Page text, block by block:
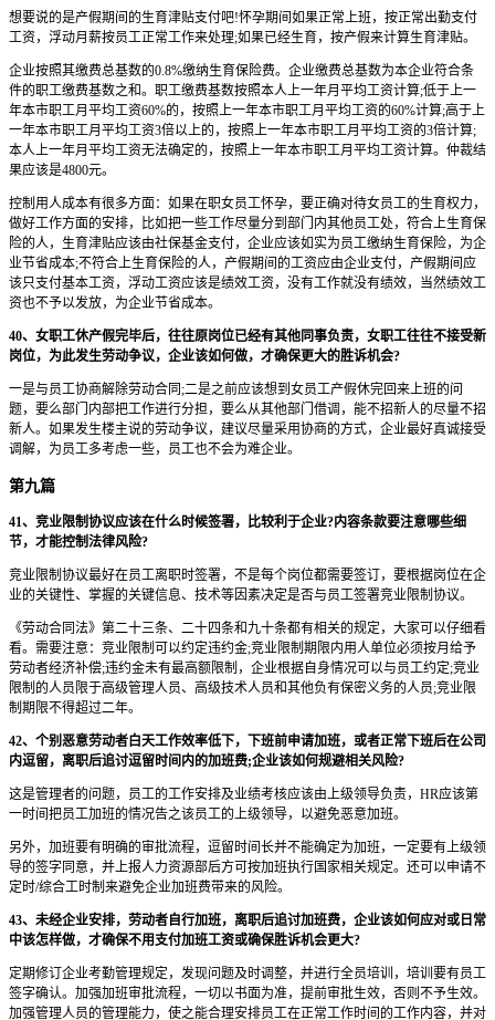
想要说的是产假期间的生育津贴支付吧!怀孕期间如果正常上班，按正常出勤支付
工资，浮动月薪按员工正常工作来处理;如果已经生育，按产假来计算生育津贴。
企业按照其缴费总基数的0.8%缴纳生育保险费。企业缴费总基数为本企业符合条
件的职工缴费基数之和。职工缴费基数按照本人上一年月平均工资计算;低于上一
年本市职工月平均工资60%的，按照上一年本市职工月平均工资的60%计算;高于上
一年本市职工月平均工资3倍以上的，按照上一年本市职工月平均工资的3倍计算;
本人上一年月平均工资无法确定的，按照上一年本市职工月平均工资计算。仲裁结
果应该是4800元。
控制用人成本有很多方面：如果在职女员工怀孕，要正确对待女员工的生育权力，
做好工作方面的安排，比如把一些工作尽量分到部门内其他员工处，符合上生育保
险的人，生育津贴应该由社保基金支付，企业应该如实为员工缴纳生育保险，为企
业节省成本;不符合上生育保险的人，产假期间的工资应由企业支付，产假期间应
该只支付基本工资，浮动工资应该是绩效工资，没有工作就没有绩效，当然绩效工
资也不予以发放，为企业节省成本。
40、女职工休产假完毕后，往往原岗位已经有其他同事负责，女职工往往不接受新
岗位，为此发生劳动争议，企业该如何做，才确保更大的胜诉机会?
一是与员工协商解除劳动合同;二是之前应该想到女员工产假休完回来上班的问
题，要么部门内部把工作进行分担，要么从其他部门借调，能不招新人的尽量不招
新人。如果发生楼主说的劳动争议，建议尽量采用协商的方式，企业最好真诚接受
调解，为员工多考虑一些，员工也不会为难企业。
第九篇
41、竞业限制协议应该在什么时候签署，比较利于企业?内容条款要注意哪些细
节，才能控制法律风险?
竞业限制协议最好在员工离职时签署，不是每个岗位都需要签订，要根据岗位在企
业的关键性、掌握的关键信息、技术等因素决定是否与员工签署竞业限制协议。
《劳动合同法》第二十三条、二十四条和九十条都有相关的规定，大家可以仔细看
看。需要注意：竞业限制可以约定违约金;竞业限制期限内用人单位必须按月给予
劳动者经济补偿;违约金未有最高额限制，企业根据自身情况可以与员工约定;竞业
限制的人员限于高级管理人员、高级技术人员和其他负有保密义务的人员;竞业限
制期限不得超过二年。
42、个别恶意劳动者白天工作效率低下，下班前申请加班，或者正常下班后在公司
内逗留，离职后追讨逗留时间内的加班费;企业该如何规避相关风险?
这是管理者的问题，员工的工作安排及业绩考核应该由上级领导负责，HR应该第
一时间把员工加班的情况告之该员工的上级领导，以避免恶意加班。
另外，加班要有明确的审批流程，逗留时间长并不能确定为加班，一定要有上级领
导的签字同意，并上报人力资源部后方可按加班执行国家相关规定。还可以申请不
定时/综合工时制来避免企业加班费带来的风险。
43、未经企业安排，劳动者自行加班，离职后追讨加班费，企业该如何应对或日常
中该怎样做，才确保不用支付加班工资或确保胜诉机会更大?
定期修订企业考勤管理规定，发现问题及时调整，并进行全员培训，培训要有员工
签字确认。加强加班审批流程，一切以书面为准，提前审批生效，否则不予生效。
加强管理人员的管理能力，使之能合理安排员工在正常工作时间的工作内容，并对